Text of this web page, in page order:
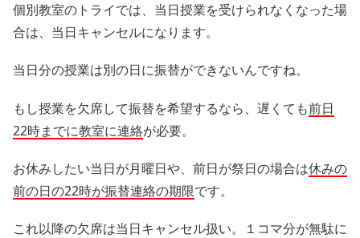
個別教室のトライでは、当日授業を受けられなくなった場
合は、当日キャンセルになります。
当日分の授業は別の日に振替ができないんですね。
もし授業を欠席して振替を希望するなら、遅くても前日
22時までに教室に連絡が必要。
お休みしたい当日が月曜日や、前日が祭日の場合は休みの
前の日の22時が振替連絡の期限です。
これ以降の欠席は当日キャンセル扱い。１コマ分が無駄に